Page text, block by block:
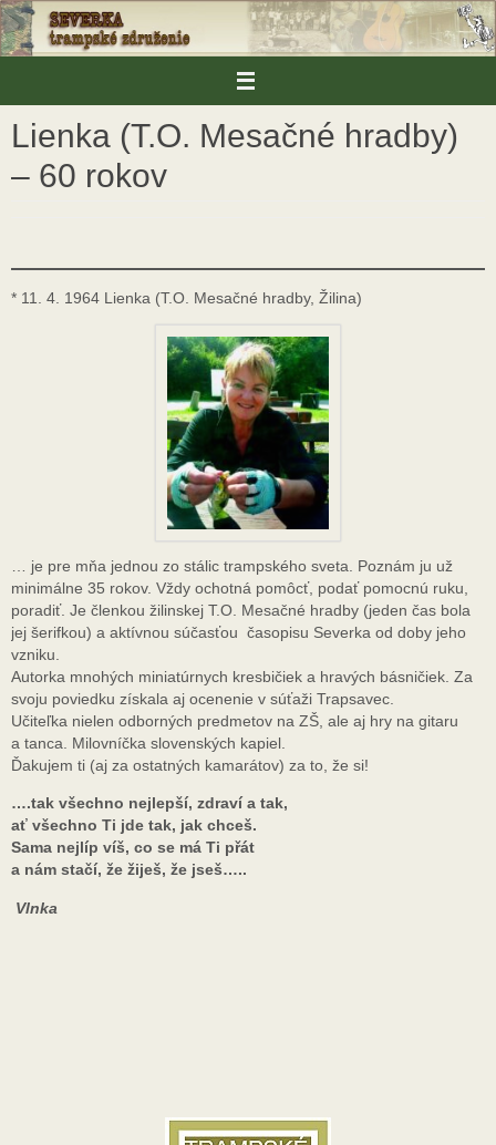
Skip
to
content
Lienka (T.O. Mesačné hradby)
– 60 rokov
* 11. 4. 1964 Lienka (T.O. Mesačné hradby, Žilina)
… je pre mňa jednou zo stálic trampského sveta. Poznám ju už
minimálne 35 rokov. Vždy ochotná pomôcť, podať pomocnú ruku,
poradiť. Je členkou žilinskej T.O. Mesačné hradby (jeden čas bola
jej šerifkou) a aktívnou súčasťou časopisu Severka od doby jeho
vzniku.
Autorka mnohých miniatúrnych kresbičiek a hravých básničiek. Za
svoju poviedku získala aj ocenenie v súťaži Trapsavec.
Učiteľka nielen odborných predmetov na ZŠ, ale aj hry na gitaru
a tanca. Milovníčka slovenských kapiel.
Ďakujem ti (aj za ostatných kamarátov) za to, že si!
….tak všechno nejlepší, zdraví a tak,
ať všechno Ti jde tak, jak chceš.
Sama nejlíp víš, co se má Ti přát
a nám stačí, že žiješ, že jseš…..
Vlnka